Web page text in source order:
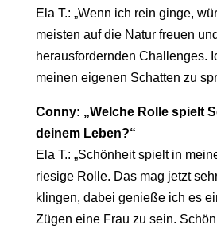
Ela T.: „Wenn ich rein ginge,
meisten auf die Natur freuen
herausfordernden Challenges.
meinen eigenen Schatten zu
Conny: „Welche Rolle spielt
deinem Leben?“
Ela T.: „Schönheit spielt in
riesige Rolle. Das mag jetzt
klingen, dabei genieße ich es
Zügen eine Frau zu sein.